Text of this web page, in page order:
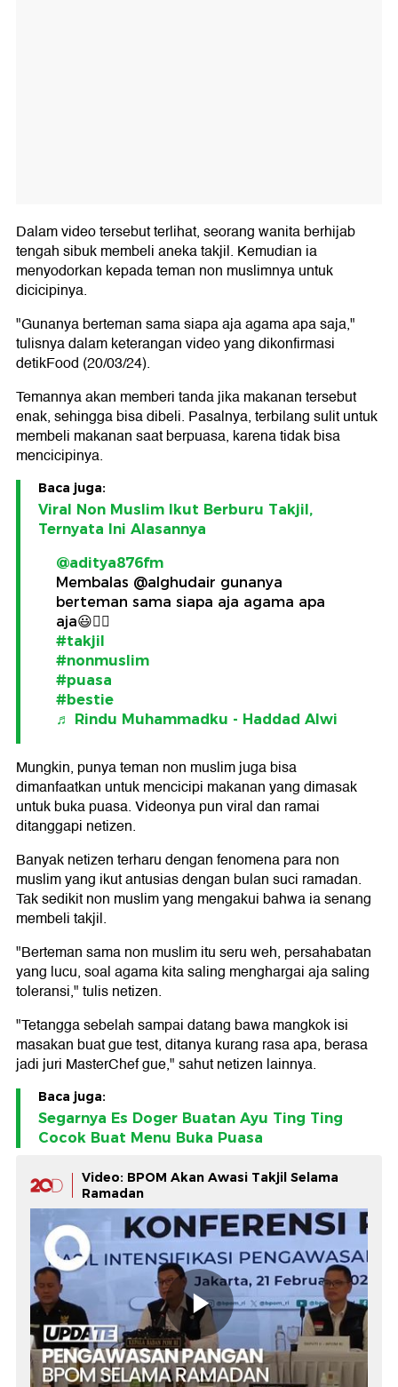
Dalam video tersebut terlihat, seorang wanita berhijab
tengah sibuk membeli aneka takjil. Kemudian ia
menyodorkan kepada teman non muslimnya untuk
dicicipinya.
"Gunanya berteman sama siapa aja agama apa saja,"
tulisnya dalam keterangan video yang dikonfirmasi
detikFood (20/03/24).
Temannya akan memberi tanda jika makanan tersebut
enak, sehingga bisa dibeli. Pasalnya, terbilang sulit untuk
membeli makanan saat berpuasa, karena tidak bisa
mencicipinya.
Baca juga:
Viral Non Muslim Ikut Berburu Takjil,
Ternyata Ini Alasannya
@aditya876fm
Membalas @alghudair gunanya
berteman sama siapa aja agama apa
aja😃👍🏻
#takjil
#nonmuslim
#puasa
#bestie
♬ Rindu Muhammadku - Haddad Alwi
Mungkin, punya teman non muslim juga bisa
dimanfaatkan untuk mencicipi makanan yang dimasak
untuk buka puasa. Videonya pun viral dan ramai
ditanggapi netizen.
Banyak netizen terharu dengan fenomena para non
muslim yang ikut antusias dengan bulan suci ramadan.
Tak sedikit non muslim yang mengakui bahwa ia senang
membeli takjil.
"Berteman sama non muslim itu seru weh, persahabatan
yang lucu, soal agama kita saling menghargai aja saling
toleransi," tulis netizen.
"Tetangga sebelah sampai datang bawa mangkok isi
masakan buat gue test, ditanya kurang rasa apa, berasa
jadi juri MasterChef gue," sahut netizen lainnya.
Baca juga:
Segarnya Es Doger Buatan Ayu Ting Ting
Cocok Buat Menu Buka Puasa
Video: BPOM Akan Awasi Takjil Selama
Ramadan